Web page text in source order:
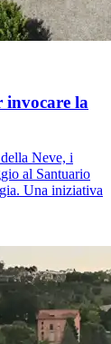
invocare la
Neve, i
al Santuario
Una iniziativa